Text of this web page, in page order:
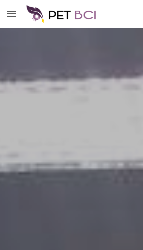
Skip to main content